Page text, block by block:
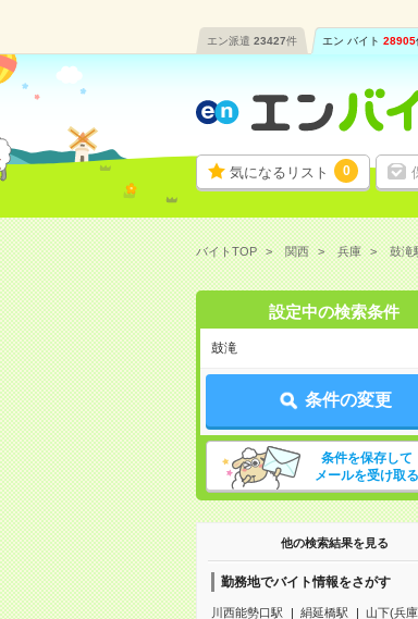
エン派遣 23427件 エン バイト 28905
気になるリスト 0
バイトTOP 関西 兵庫 鼓滝
設定中の検索条件
鼓滝
条件の変更
条件を保存して
メールを受け取る
他の検索結果を見る
勤務地でバイト情報をさがす
川西能勢口駅 絹延橋駅
山下(兵